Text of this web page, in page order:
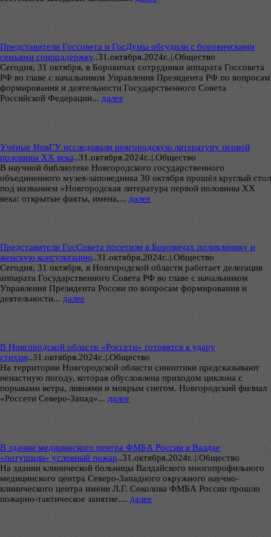
Представители Госсовета и ГосДумы обсудили с боровичскими
семьями соцподдержку..31.октября.2024г..|.Общество
Сегодня, 31 октября, в Боровичах сотрудники аппарата Госсовета
РФ во главе с начальником Управления Президента РФ по вопросам
формирования и деятельности Государственного Совета
Российской Федерации... далее
Учёные НовГУ исследовали новгородскую литературу первой
половины XX века..31.октября.2024г..|.Общество
В научной библиотеке Новгородского государственного
объединенного музея-заповедника 30 октября прошёл круглый стол
под названием «Новгородская литература первой половины XX
века: открытые факты, имена,... далее
Представители ГосСовета посетили в Боровичах поликлинику и
женскую консультацию..31.октября.2024г..|.Общество
Сегодня, 31 октября, в Новгородской области работает делегация
аппарата Государственного Совета РФ во главе с начальником
Управления Президента России по вопросам формирования и
деятельности... далее
В Новгородской области «Россети» готовятся к удару
стихии..31.октября.2024г..|.Общество
На территории Новгородской области синоптики предсказывают
ненастную погоду, которая обусловлена приходом циклона с
порывами ветра, ливнями и мокрым снегом. Новгородский филиал
«Россети Северо-Запад»... далее
В здании медицинского центра ФМБА России в Валдае
«потушили» условный пожар..31.октября.2024г..|.Общество
На здании клинической больницы Валдайского многопрофильного
медицинского центра Северо-Западного окружного научно-
клинического центра имени Л.Г. Соколова ФМБА России прошло
пожарно-тактическое занятие.... далее